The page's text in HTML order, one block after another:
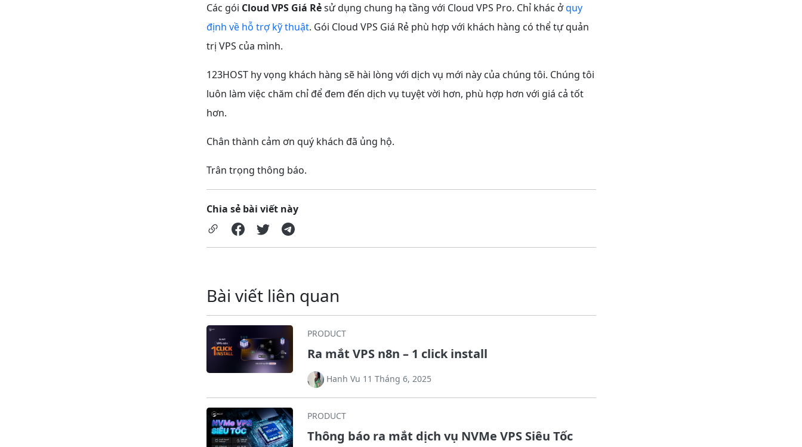
Các gói Cloud VPS Giá Rẻsử dụng chung hạ tầng với Cloud VPS Pro. Chỉ khác ởquy
định về hỗ trợ kỹ thuật. Gói Cloud VPS Giá Rẻ phù hợp với khách hàng có thể tự quản
trị VPS của mình.
123HOST hy vọng khách hàng sẽ hài lòng với dịch vụ mới này của chúng tôi. Chúng tôi
luôn làm việc chăm chỉ để đem đến dịch vụ tuyệt vời hơn, phù hợp hơn với giá cả tốt
hơn.
Chân thành cảm ơn quý khách đã ủng hộ.
Trân trọng thông báo.
Chia sẻ bài viết này
Bài viết liên quan
PRODUCT
Ra mắt VPS n8n – 1 click install
Hanh Vu 11 Tháng 6, 2025
PRODUCT
Thông báo ra mắt dịch vụ NVMe VPS Siêu Tốc